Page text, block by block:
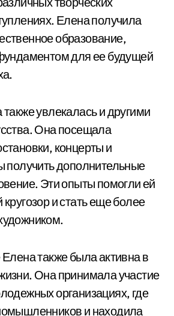
Елена получила
образование,
для ее будущей
увлекалась и другими
Она посещала
концерты и
получить дополнительные
Эти опыты помогли ей
и стать еще более
также была активна в
Она принимала участие
организациях, где
и находила